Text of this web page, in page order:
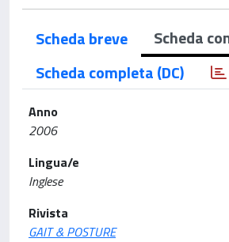
Scheda breve
Scheda
Scheda completa (DC)
Anno
2006
Lingua/e
Inglese
Rivista
GAIT & POSTURE